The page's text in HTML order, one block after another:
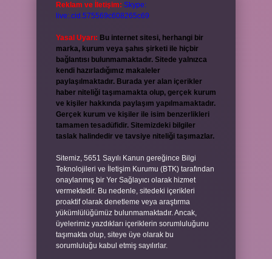
Reklam ve İletişim: Skype:
live:.cid.575569c608265c69
Yasal Uyarı: Bu internet sitesi, herhangi bir
marka, kurum veya şahıs şirketi ile hiçbir
bağlantısı bulunmamaktadır. Sitede yalnızca
kendi hazırladığımız makaleler
paylaşılmaktadır. Burada yer alan içerikler
haber niteliği taşımamakta olup, gerçek kurum
ve kişiler hakkında paylaşım yapılmamaktadır.
Gerçek kurum ve kişiler ile isim benzerlikleri
tamamen tesadüfidir. Sitemizdeki bilgiler
taslak halindedir ve tavsiye niteliği taşımazlar.
Sitemiz, 5651 Sayılı Kanun gereğince Bilgi
Teknolojileri ve İletişim Kurumu (BTK) tarafından
onaylanmış bir Yer Sağlayıcı olarak hizmet
vermektedir. Bu nedenle, sitedeki içerikleri
proaktif olarak denetleme veya araştırma
yükümlülüğümüz bulunmamaktadır. Ancak,
üyelerimiz yazdıkları içeriklerin sorumluluğunu
taşımakta olup, siteye üye olarak bu
sorumluluğu kabul etmiş sayılırlar.